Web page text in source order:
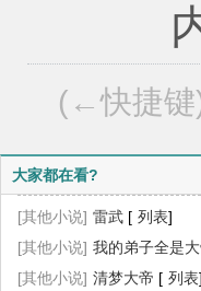
内容
(←快捷键
大家都在看?
[其他小说] 雷武 [ 列表]
[其他小说] 我的弟子全是
长生叶秋白[ 列表]
[其他小说] 清梦大帝 [ 列表]